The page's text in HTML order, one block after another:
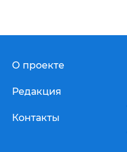
О проекте
Редакция
Контакты